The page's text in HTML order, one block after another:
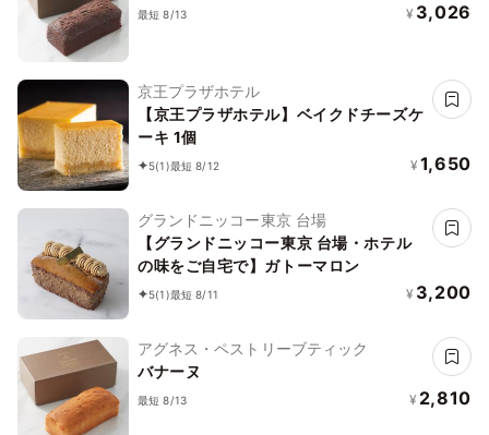
最短 8/13 ¥ 3,026
京王プラザホテル
【京王プラザホテル】ベイクドチーズケ
ーキ 1個
5(1)最短 8/12 ¥ 1,650
グランドニッコー東京 台場
【グランドニッコー東京 台場・ホテル
の味をご自宅で】ガトーマロン
5(1)最短 8/11 ¥ 3,200
アグネス・ペストリーブティック
バナーヌ
最短 8/13 ¥ 2,810